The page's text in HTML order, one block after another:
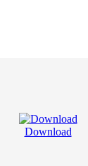
Download